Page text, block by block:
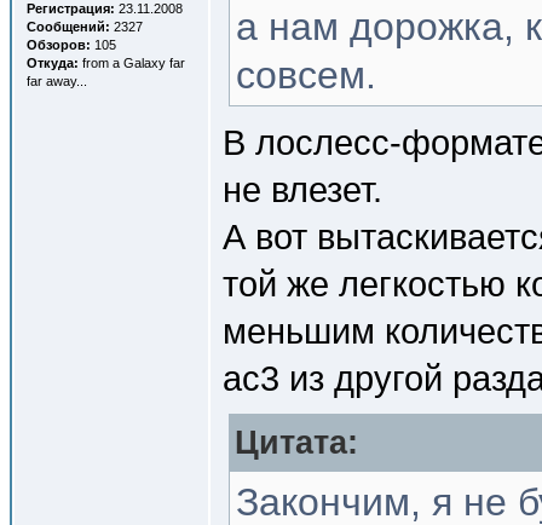
Регистрация: 23.11.2008
Сообщений: 2327
Обзоров: 105
Откуда: from a Galaxy far
far away...
а нам дорожка,
совсем.
В лослесс-
не влезет.
А вот
той же легкостью
меньшим
ac3 из другой
Цитата:
Закончим, я не